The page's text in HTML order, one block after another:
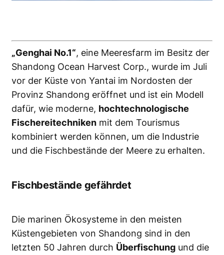
„Genghai No.1“, eine Meeresfarm im Besitz der
Shandong Ocean Harvest Corp., wurde im Juli
vor der Küste von Yantai im Nordosten der
Provinz Shandong eröffnet und ist ein Modell
dafür, wie moderne, hochtechnologische
Fischereitechniken mit dem Tourismus
kombiniert werden können, um die Industrie
und die Fischbestände der Meere zu erhalten.
Fischbestände gefährdet
Die marinen Ökosysteme in den meisten
Küstengebieten von Shandong sind in den
letzten 50 Jahren durch Überfischung und die